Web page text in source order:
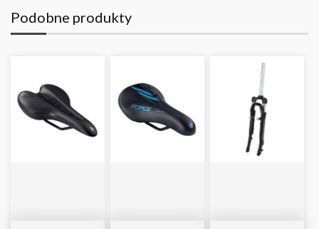
Podobne produkty